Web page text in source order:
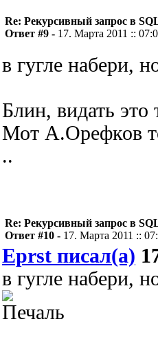
Re: Рекурсивный запрос в
Ответ #9 - 17. Марта 2011 ::
в гугле набери,
Блин, видать это
Мот А.Орефков
..
Re: Рекурсивный запрос в
Ответ #10 - 17. Марта 2011 ::
Eprst писал(а)
в гугле набери,